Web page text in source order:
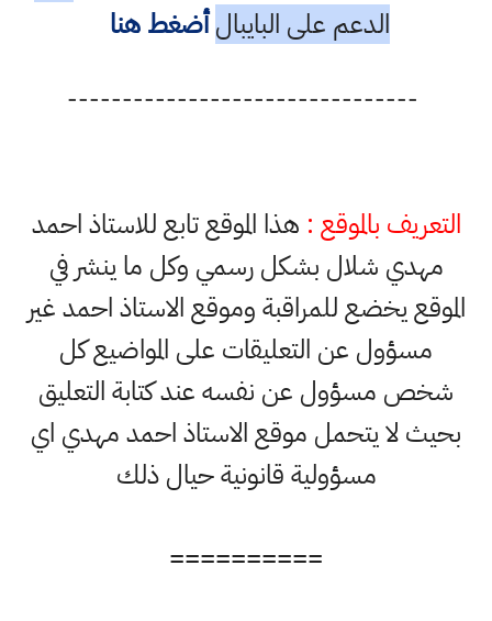
الدعم على البايبال أضغط هنا
--------------------------------
التعريف بالموقع : هذا الموقع تابع للاستاذ احمد
مهدي شلال بشكل رسمي وكل ما ينشر في
الموقع يخضع للمراقبة وموقع الاستاذ احمد غير
مسؤول عن التعليقات على المواضيع كل
شخص مسؤول عن نفسه عند كتابة التعليق
بحيث لا يتحمل موقع الاستاذ احمد مهدي اي
مسؤولية قانونية حيال ذلك
==========